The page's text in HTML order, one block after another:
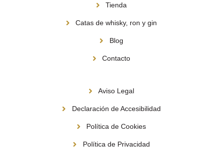
Tienda
Catas de whisky, ron y gin
Blog
Contacto
Aviso Legal
Declaración de Accesibilidad
Política de Cookies
Política de Privacidad